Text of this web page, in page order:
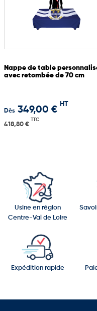
Nappe de table
avec retombée de 70 cm
Dès 349,00 €
HT
418,80 €
TTC
Usine en région
Centre-Val de Loire
Expédition rapide